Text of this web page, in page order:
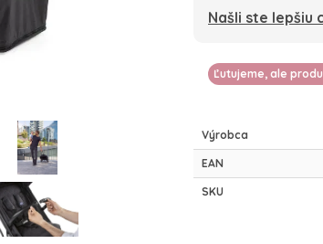
Našli ste lepšiu
Ľutujeme, ale
Výrobca
EAN
SKU